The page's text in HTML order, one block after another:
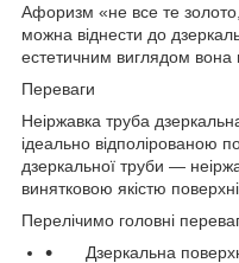
Афоризм «не все те
можна віднести до
естетичним виглядом вона
Переваги
Неіржавка труба
ідеально відполірованою
дзеркальної труби —
винятковою
Перелічимо головні
Дзеркальна